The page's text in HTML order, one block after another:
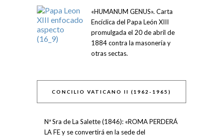
«HUMANUM GENUS». Carta
Encíclica del Papa León XIII
promulgada el 20 de abril de
1884 contra la masonería y
otras sectas.
CONCILIO VATICANO II (1962-1965)
Nª Sra de La Salette (1846): «ROMA PERDERÁ
LA FE y se convertirá en la sede del